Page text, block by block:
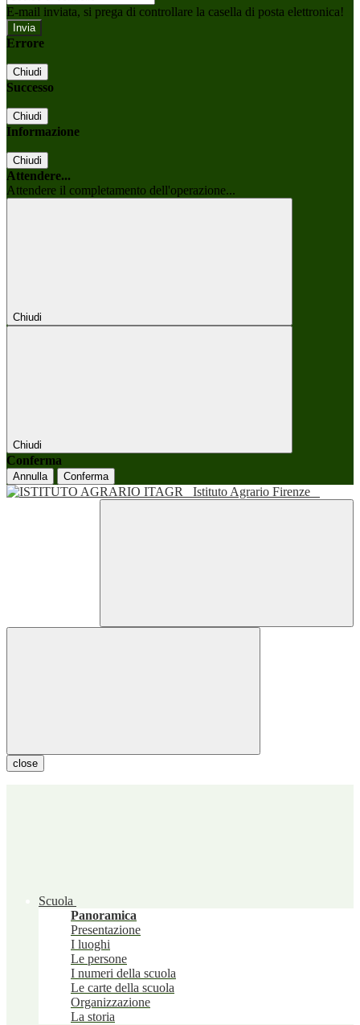
E-mail inviata, si prega di controllare la casella di posta elettronica!
Errore
Chiudi
Successo
Chiudi
Informazione
Chiudi
Attendere...
Attendere il completamento dell'operazione...
Chiudi
Chiudi
Conferma
Annulla Conferma
Istituto Agrario Firenze
close
Scuola
Panoramica
Presentazione
I luoghi
Le persone
I numeri della scuola
Le carte della scuola
Organizzazione
La storia